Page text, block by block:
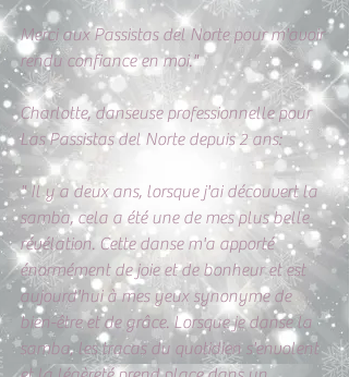
Merci aux Passistas del Norte pour m'avoir
rendu confiance en moi."
Charlotte, danseuse professionnelle pour
Las Passistas del Norte depuis 2 ans:
" Il y a deux ans, lorsque j'ai découvert la
samba, cela a été une de mes plus belle
révélation. Cette danse m'a apporté
énormément de joie et de bonheur et est
aujourd'hui à mes yeux synonyme de
bien-être et de grâce. Lorsque je danse la
samba, les tracas du quotidien s'envolent